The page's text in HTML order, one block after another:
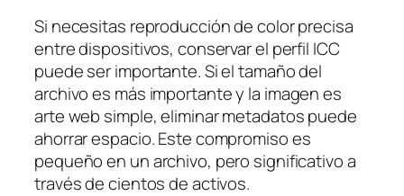
Si necesitas reproducción de color precisa
entre dispositivos, conservar el perfil ICC
puede ser importante. Si el tamaño del
archivo es más importante y la imagen es
arte web simple, eliminar metadatos puede
ahorrar espacio. Este compromiso es
pequeño en un archivo, pero significativo a
través de cientos de activos.